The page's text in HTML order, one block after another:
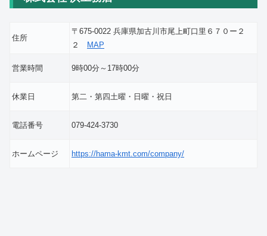
住所
〒675-0022 兵庫県加古川市尾上町口里６７０ー２
２ MAP
営業時間 9時00分～17時00分
休業日 第二・第四土曜・日曜・祝日
電話番号 079-424-3730
ホームページ https://hama-kmt.com/company/